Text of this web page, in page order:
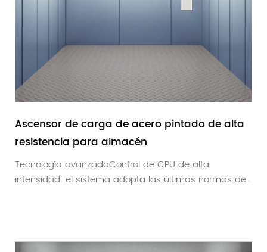
Ascensor de carga de acero pintado de alta
resistencia para almacén
Tecnología avanzadaControl de CPU de alta
intensidad: el sistema adopta las últimas normas de